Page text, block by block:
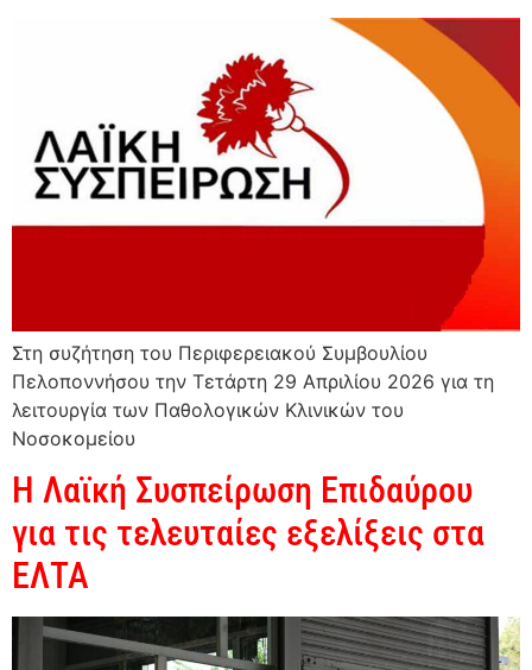
Στη συζήτηση του Περιφερειακού Συμβουλίου
Πελοποννήσου την Τετάρτη 29 Απριλίου 2026 για τη
λειτουργία των Παθολογικών Κλινικών του
Νοσοκομείου
Η Λαϊκή Συσπείρωση Επιδαύρου
για τις τελευταίες εξελίξεις στα
ΕΛΤΑ